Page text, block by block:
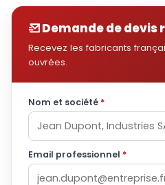
Demande de devis
Recevez les fabricants
ouvrées.
Nom et société *
Email professionnel *